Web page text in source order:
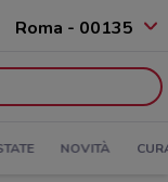
Roma - 00135
NOVITÀ